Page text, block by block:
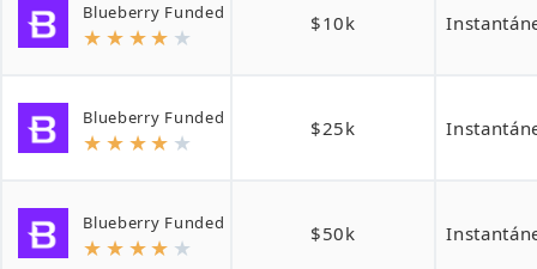
Blueberry Funded
★ ★ ★★ ★ $10k
Blueberry Funded
★ ★ ★★ ★ $25k
Blueberry Funded
★ ★ ★★ ★ $50k